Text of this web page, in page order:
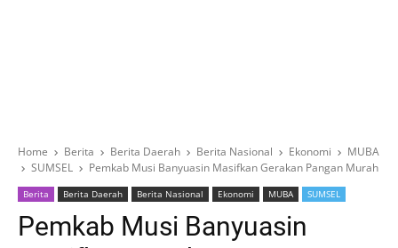
Home Berita Berita Daerah Berita Nasional Ekonomi
MUBA
SUMSEL
Pemkab Musi Banyuasin Masifkan Gerakan Pangan Murah
Berita Berita Daerah Berita Nasional Ekonomi MUBA SUMSEL
Pemkab Musi Banyuasin